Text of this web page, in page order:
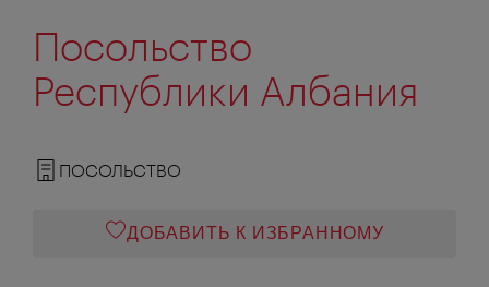
Посольство
Республики Албания
ПОСОЛЬСТВО
ДОБАВИТЬ К ИЗБРАННОМУ